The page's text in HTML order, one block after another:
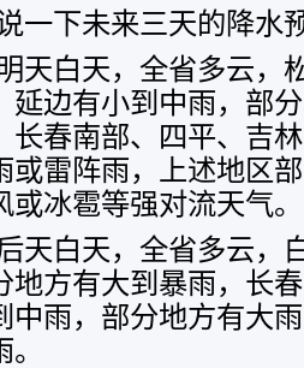
一下未来三天的降水
天白天，全省多云，
延边有小到中雨，部
长春南部、四平、吉
或雷阵雨，上述地区
或冰雹等强对流天气。
天白天，全省多云，
地方有大到暴雨，长
中雨，部分地方有大